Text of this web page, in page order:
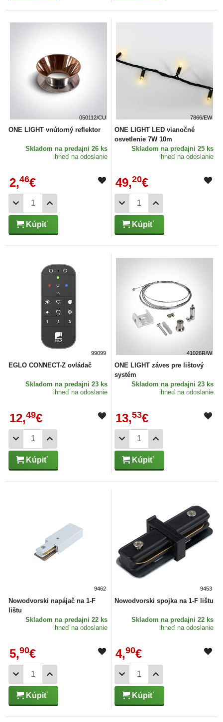
050112/CU
ONE LIGHT vnútorný reflektor
Skladom na predajni 26 ks
ihneď na odoslanie
2,46€
Kúpiť
7866/EW
ONE LIGHT LED vianočné
osvetlenie 7W 10m
Skladom na predajni 25 ks
ihneď na odoslanie
49,20€
Kúpiť
99099
EGLO CONNECT-Z ovládač
Skladom na predajni 23 ks
ihneď na odoslanie
12,49€
Kúpiť
41026R/W
ONE LIGHT záves pre lištový
systém
Skladom na predajni 23 ks
ihneď na odoslanie
13,53€
Kúpiť
9462
Nowodvorski napájač na 1-F
lištu
Skladom na predajni 22 ks
ihneď na odoslanie
5,90€
Kúpiť
9453
Nowodvorski spojka na 1-F lištu
Skladom na predajni 22 ks
ihneď na odoslanie
4,90€
Kúpiť